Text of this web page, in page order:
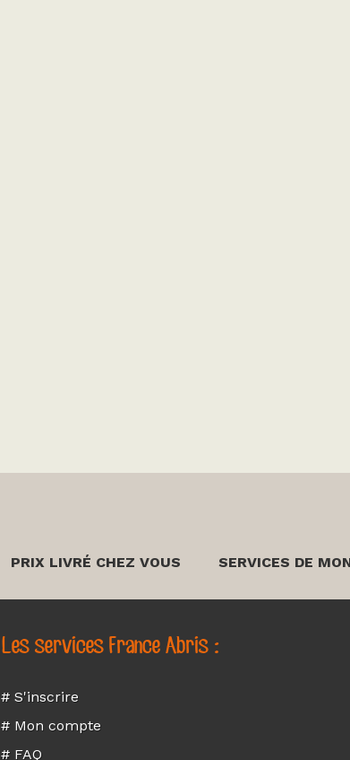
PRIX LIVRÉ CHEZ VOUS SERVICES DE
Les services France Abris :
# S'inscrire
# Mon compte
# FAQ